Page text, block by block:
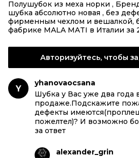
Полушубок из меха норки ,
шубка абсолютно новая , без
фирменным чехлом и вешалкой,
фабрике MALA MATI в Италии за
Авторизуйтесь, чтобы
Y
yhanovaocsana
Шубка у Вас уже два года
продаже.Подскажите
дефекты
пожелтел)? И возможно
за ответ
alexander_grin